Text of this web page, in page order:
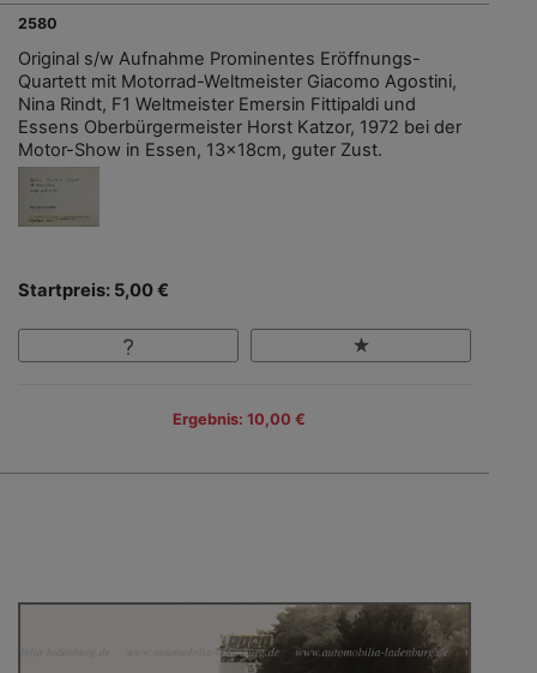
2580
Original s/w Aufnahme Prominentes Eröffnungs-
Quartett mit Motorrad-Weltmeister Giacomo Agostini,
Nina Rindt, F1 Weltmeister Emersin Fittipaldi und
Essens Oberbürgermeister Horst Katzor, 1972 bei der
Motor-Show in Essen, 13x18cm, guter Zust.
Startpreis: 5,00 €
Ergebnis: 10,00 €